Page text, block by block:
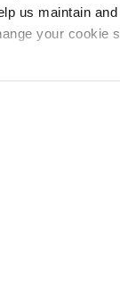
us maintain
your cookie
sedan april
sedan augusti